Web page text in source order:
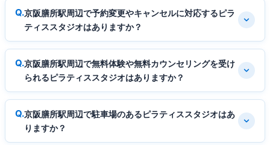
京阪膳所駅周辺で予約変更やキャンセルに対応するピラ
ティススタジオはありますか？
京阪膳所駅周辺で無料体験や無料カウンセリングを受け
られるピラティススタジオはありますか？
京阪膳所駅周辺で駐車場のあるピラティススタジオはあ
りますか？